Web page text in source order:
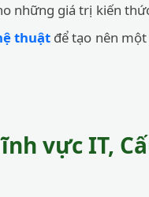
những giá trị kiến
thuật để tạo nên
vực IT,